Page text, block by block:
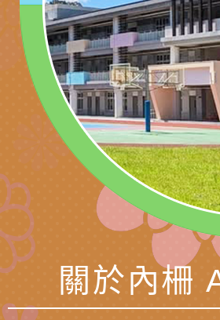
中心」及「
習營」等師
「第56屆
者保齡球賽
檢送桃園市
字稿及LCD
轉知衛生福
檢送該部國
產期高風
關懷計畫
有關社團法
家長協會(
「115年度
庭支持與
場線上座
檢送桃園
「小桃家3
檢送本府
安全宣導
宣導影像素
檢送行政
月份公共
其合輯一覽
檢送桃園
「115學年
函轉有關司
關於內柵